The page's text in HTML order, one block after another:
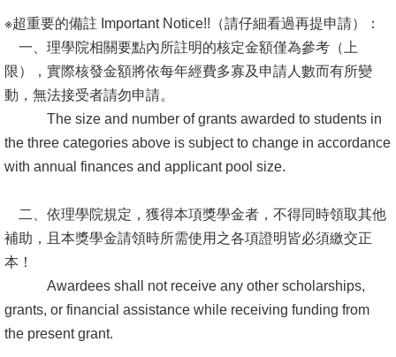
友
徵
才
相
關
究
單
位
回
首
※超重要的備註 Important Notice!!（請仔細看過再提申請）：
一、理學院相關要點內所註明的核定金額僅為參考（上
限），實際核發金額將依每年經費多寡及申請人數而有所變
動，無法接受者請勿申請。
The size and number of grants awarded to students in
the three categories above is subject to change in accordance
with annual finances and applicant pool size.
二、依理學院規定，獲得本項獎學金者，不得同時領取其他
補助，且本獎學金請領時所需使用之各項證明皆必須繳交正
本！
Awardees shall not receive any other scholarships,
grants, or financial assistance while receiving funding from
the present grant.